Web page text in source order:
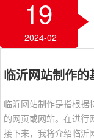
19
2024-02
临沂网站制作
临沂网站制作是指根据
的网页或网站。在进行
接下来，我将介绍临沂